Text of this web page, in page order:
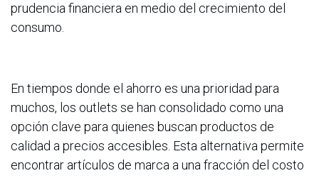
prudencia financiera en medio del crecimiento del
consumo.
En tiempos donde el ahorro es una prioridad para
muchos, los outlets se han consolidado como una
opción clave para quienes buscan productos de
calidad a precios accesibles. Esta alternativa permite
encontrar artículos de marca a una fracción del costo